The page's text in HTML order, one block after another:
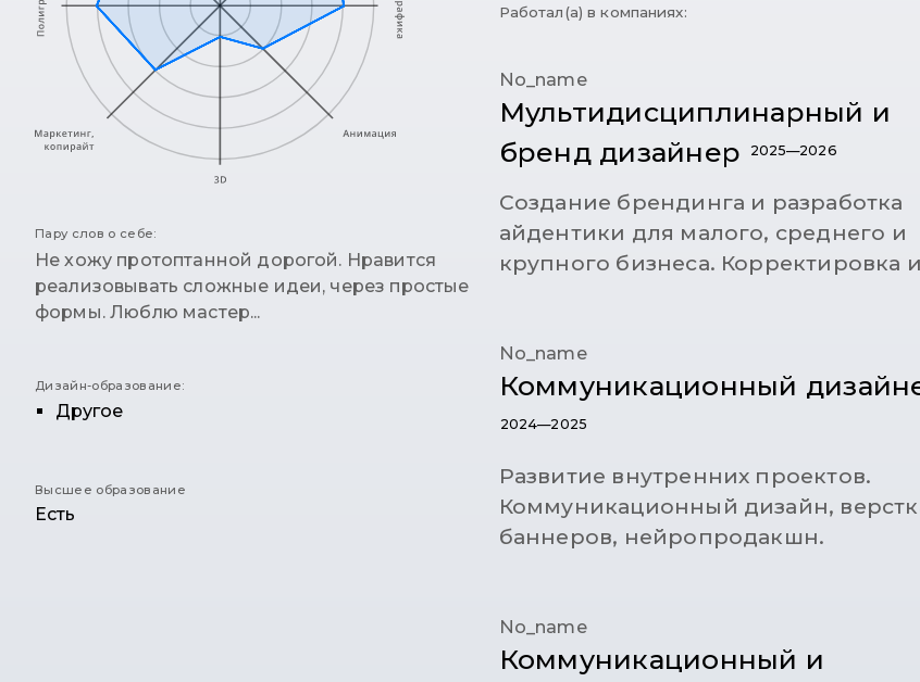
Пару слов о себе:
Не хожу протоптанной дорогой. Нравится
реализовывать сложные идеи, через простые
формы. Люблю мастер...
Дизайн-образование:
Другое
Высшее образование
Есть
Работал(а) в компаниях:
No_name
Мультидисциплинарный и
бренд дизайнер
2025—2026
Создание брендинга и разработка
айдентики для малого, среднего и
крупного бизнеса. Корректировка
No_name
Коммуникационный
2024—2025
Развитие внутренних проектов.
Коммуникационный дизайн,
баннеров, нейропродакшн.
No_name
Коммуникационный и